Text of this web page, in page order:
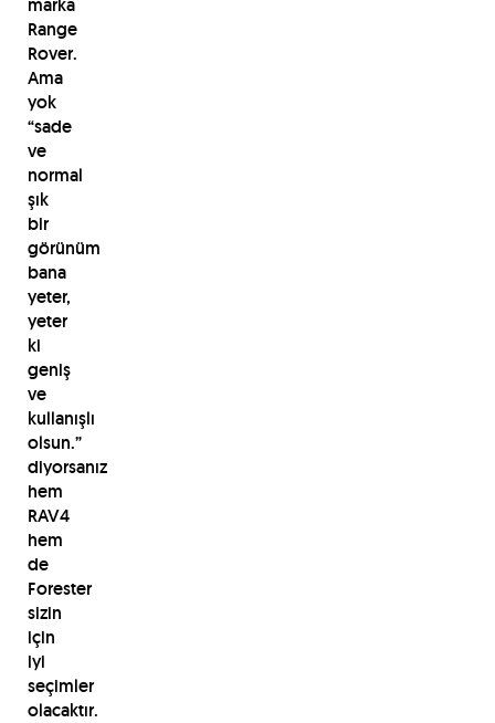
marka
Range
Rover.
Ama
yok
“sade
ve
normal
şık
bir
görünüm
bana
yeter,
yeter
ki
geniş
ve
kullanışlı
olsun.”
diyorsanız
hem
RAV4
hem
de
Forester
sizin
için
iyi
seçimler
olacaktır.